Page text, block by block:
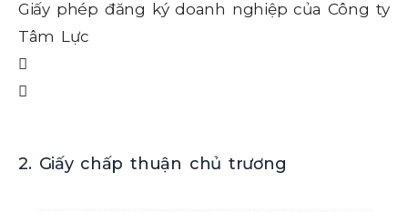
Giấy phép đăng ký doanh nghiệp của Công ty
Tâm Lực
2. Giấy chấp thuận chủ trương